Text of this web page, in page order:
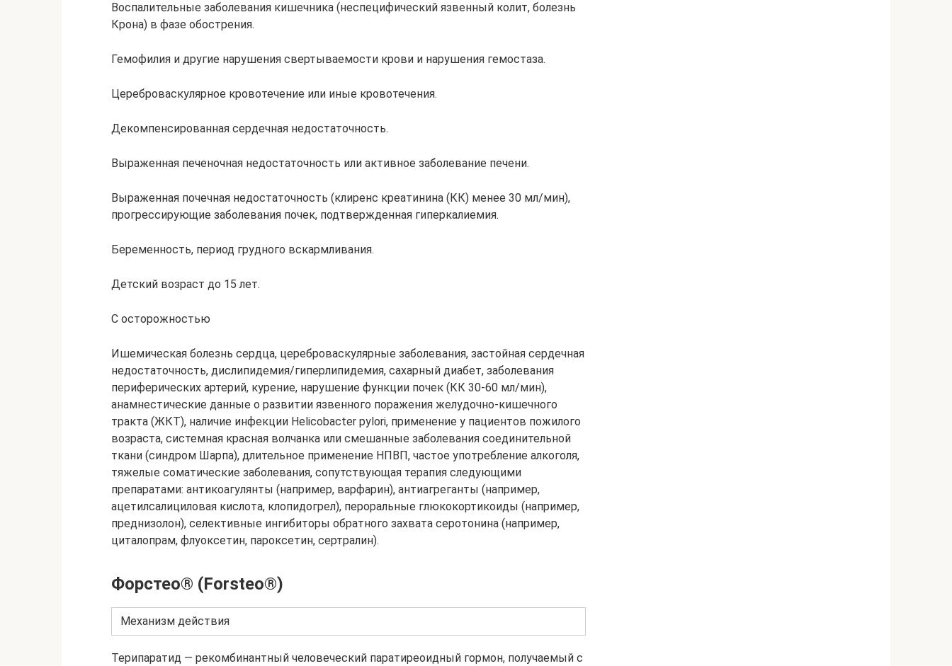
Воспалительные заболевания кишечника (неспецифический язвенный колит, болезнь
Крона) в фазе обострения.
Гемофилия и другие нарушения свертываемости крови и нарушения гемостаза.
Цереброваскулярное кровотечение или иные кровотечения.
Декомпенсированная сердечная недостаточность.
Выраженная печеночная недостаточность или активное заболевание печени.
Выраженная почечная недостаточность (клиренс креатинина (КК) менее 30 мл/мин),
прогрессирующие заболевания почек, подтвержденная гиперкалиемия.
Беременность, период грудного вскармливания.
Детский возраст до 15 лет.
С осторожностью
Ишемическая болезнь сердца, цереброваскулярные заболевания, застойная сердечная
недостаточность, дислипидемия/гиперлипидемия, сахарный диабет, заболевания
периферических артерий, курение, нарушение функции почек (КК 30-60 мл/мин),
анамнестические данные о развитии язвенного поражения желудочно-кишечного
тракта (ЖКТ), наличие инфекции Helicobacter pylori, применение у пациентов пожилого
возраста, системная красная волчанка или смешанные заболевания соединительной
ткани (синдром Шарпа), длительное применение НПВП, частое употребление алкоголя,
тяжелые соматические заболевания, сопутствующая терапия следующими
препаратами: антикоагулянты (например, варфарин), антиагреганты (например,
ацетилсалициловая кислота, клопидогрел), пероральные глюкокортикоиды (например,
преднизолон), селективные ингибиторы обратного захвата серотонина (например,
циталопрам, флуоксетин, пароксетин, сертралин).
Форстео® (Forsteo®)
Механизм действия
Терипаратид — рекомбинантный человеческий паратиреоидный гормон, получаемый с